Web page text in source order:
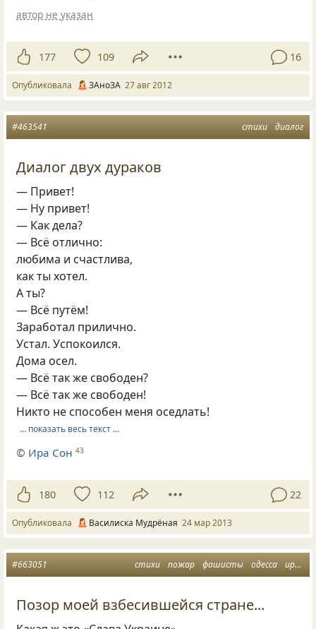
автор не указан
177 109 16
Опубликовала ЗАноЗА 27 авг 2012
стихи диалог
#463541
Диалог двух дураков
— Привет!
— Ну привет!
— Как дела?
— Всё отлично:
любима и счастлива,
как ты хотел.
А ты?
— Всё путём!
Заработал прилично.
Устал. Успокоился.
Дома осел.
— Всё так же свободен?
— Всё так же свободен!
Никто не способен меня оседлать!
… показать весь текст …
© Ира Сон 43
180 112 22
Опубликовала Василиска Мудрёная 24 мар 2013
стихи пожар фашисты одесса ирина самарина
#663051
Позор моей взбесившейся стране...